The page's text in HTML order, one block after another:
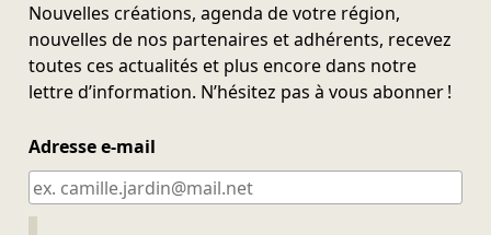
Nouvelles créations, agenda de votre région,
nouvelles de nos partenaires et adhérents, recevez
toutes ces actualités et plus encore dans notre
lettre d’information. N’hésitez pas à vous abonner !
Adresse e-mail